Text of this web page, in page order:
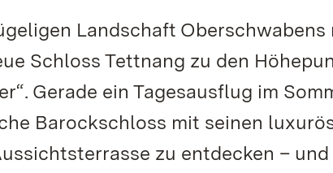
Landschaft Oberschwabens
Schloss Tettnang zu den
Gerade ein Tagesausflug im
Barockschloss mit seinen
zu entdecken – und